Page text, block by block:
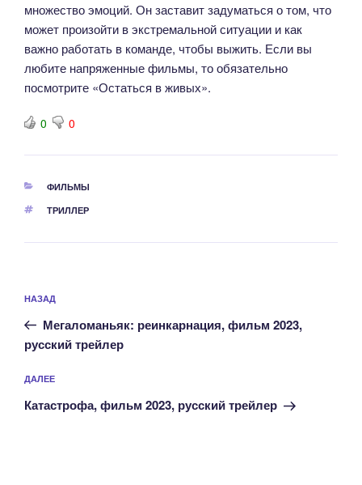
множество эмоций. Он заставит задуматься о том, что
может произойти в экстремальной ситуации и как
важно работать в команде, чтобы выжить. Если вы
любите напряженные фильмы, то обязательно
посмотрите «Остаться в живых».
0 0
РУБРИКИ
ФИЛЬМЫ
МЕТКИ
ТРИЛЛЕР
по
записям
Предыдущая
запись:
НАЗАД
Мегаломаньяк: реинкарнация, фильм 2023,
русский трейлер
Следующая
запись
ДАЛЕЕ
Катастрофа, фильм 2023, русский трейлер